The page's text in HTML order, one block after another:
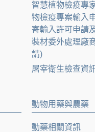
智慧植物檢疫專
物檢疫專案輸入
寄輸入許可申請
裝材委外處理廠
請)
屠宰衛生檢查資
動物用藥與農藥
動藥相關資訊